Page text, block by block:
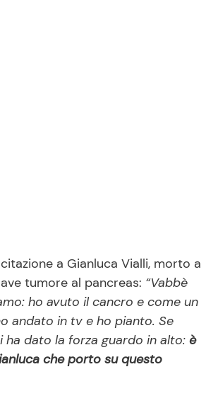
a Gianluca Vialli, morto a
tumore al pancreas: “Vabbè
ho avuto il cancro e come un
andato in tv e ho pianto. Se
ha dato la forza guardo in alto: è
che porto su questo